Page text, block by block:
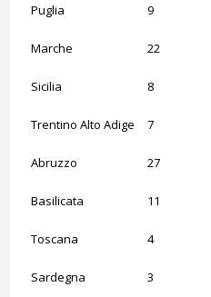
Puglia 9
Marche 22
Sicilia 8
Trentino Alto Adige 7
Abruzzo 27
Basilicata 11
Toscana 4
Sardegna 3